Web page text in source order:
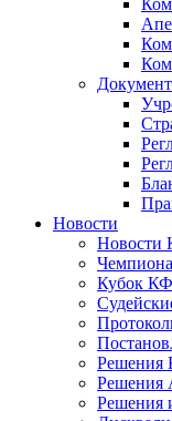
Новости
Новости
Кубок
Решения